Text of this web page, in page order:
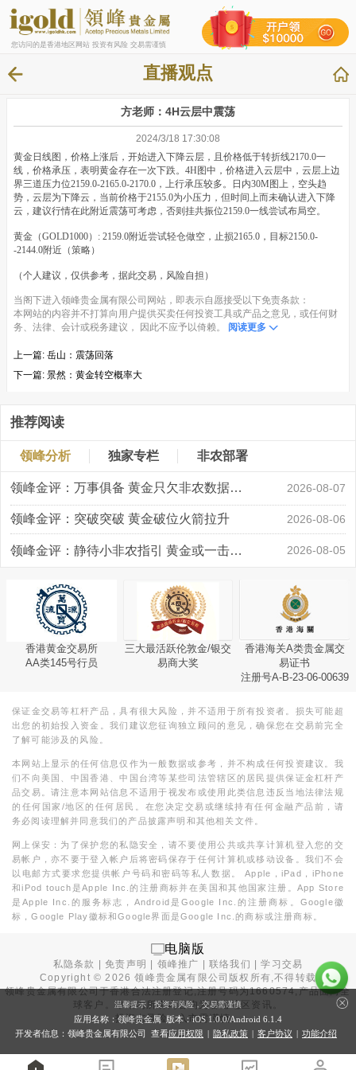
您访问的是香港地区网站 投资有风险 交易需谨慎
直播观点
方老师：4H云层中震荡
2024/3/18 17:30:08
黄金日线图，价格上涨后，开始进入下降云层，且价格低于转折线2170.0一
线，价格承压，表明黄金存在一次下跌。4H图中，价格进入云层中，云层上边
界三道压力位2159.0-2165.0-2170.0，上行承压较多。日内30M图上，空头趋
势，云层为下降云，当前价格于2155.0为小压力，但时间上而未确认进入下降
云，建议行情在此附近震荡可考虑，否则挂共振位2159.0一线尝试布局空。
黄金（GOLD1000）: 2159.0附近尝试轻仓做空，止损2165.0，目标2150.0-
-2144.0附近（策略）
（个人建议，仅供参考，据此交易，风险自担）
当阁下进入领峰贵金属有限公司网站，即表示自愿接受以下免责条款：
本网站的内容并不打算向用户提供买卖任何投资工具或产品之意见，或任何财
务、法律、会计或税务建议， 因此不应予以倚赖。
阅读更多
上一篇: 岳山：震荡回落
下一篇: 景然：黄金转空概率大
推荐阅读
领峰分析 独家专栏 非农部署
领峰金评：万事俱备 黄金只欠非农数据“东风” 2026-08-07
领峰金评：突破突破 黄金破位火箭拉升 2026-08-06
领峰金评：静待小非农指引 黄金或一击破局 2026-08-05
香港黄金交易所
AA类145号行员
三大最活跃伦敦金/银交
易商大奖
香港海关A类贵金属交
易证书
注册号A-B-23-06-00639
保证金交易等杠杆产品，具有很大风险，并不适用于所有投资者。损失可能超
出您的初始投入资金。我们建议您征询独立顾问的意见，确保您在交易前完全
了解可能涉及的风险。
本网站上显示的任何信息仅作为一般数据或参考，并不构成任何投资建议。我
们不向美国、中国香港、中国台湾等某些司法管辖区的居民提供保证金杠杆产
品交易。请注意本网站信息不适用于视发布或使用此类信息违反当地法律法规
的任何国家/地区的任何居民。在您决定交易或继续持有任何金融产品前，请
务必阅读理解并同意我们的产品披露声明和其他相关文件。
网上保安：为了保护您的私隐安全，请不要使用公共或共享计算机登入您的交
易帐户，亦不要于登入帐户后将密码保存于任何计算机或移动设备。我们不会
以电邮方式要求您提供帐户号码和密码等私人数据。 Apple，iPad，iPhone
和iPod touch是Apple Inc.的注册商标并在美国和其他国家注册。App Store
是Apple Inc.的服务标志，Android是Google Inc.的注册商标。Google徽
标，Google Play徽标和Google界面是Google Inc.的商标或注册商标。
电脑版
私隐条款 |免责声明 领峰推广 |联络我们 |学习交易
Copyright ©2026 领峰贵金属有限公司版权所有,不得转载
领峰贵金属有限公司于香港合法注册登记,注册号码为1660574,产品面向全
球客户。本站内所有内容均为香港地区资讯。
投资有风险，入市需谨慎。
温馨提示：投资有风险，交易需谨慎
应用名称：领峰贵金属 版本：iOS 1.0.0/Android 6.1.4
开发者信息：领峰贵金属有限公司 查看应用权限 | 隐私政策 | 客户协议 | 功能介绍